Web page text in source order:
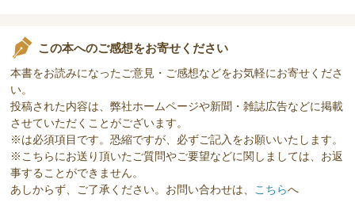
この本へのご感想をお寄せください
本書をお読みになったご意見・ご感想などをお気軽にお寄せくださ
い。
投稿された内容は、弊社ホームページや新聞・雑誌広告などに掲載
させていただくことがございます。
※は必須項目です。恐縮ですが、必ずご記入をお願いいたします。
※こちらにお送り頂いたご質問やご要望などに関しましては、お返
事することができません。
あしからず、ご了承ください。お問い合わせは、 こちらへ